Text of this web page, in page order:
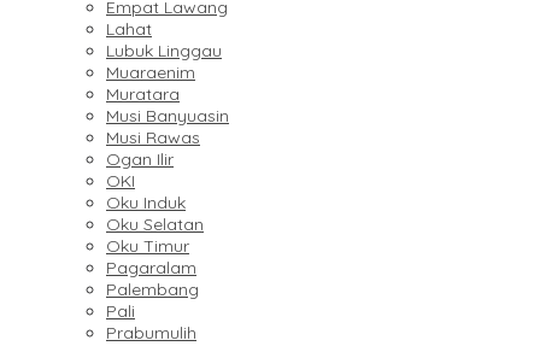
Empat Lawang
Lahat
Lubuk Linggau
Muaraenim
Muratara
Musi Banyuasin
Musi Rawas
Ogan Ilir
OKI
Oku Induk
Oku Selatan
Oku Timur
Pagaralam
Palembang
Pali
Prabumulih